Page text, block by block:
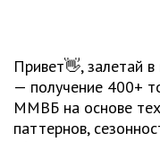
Привет👋, залетай
— получение 400+
ММВБ на основе
паттернов,